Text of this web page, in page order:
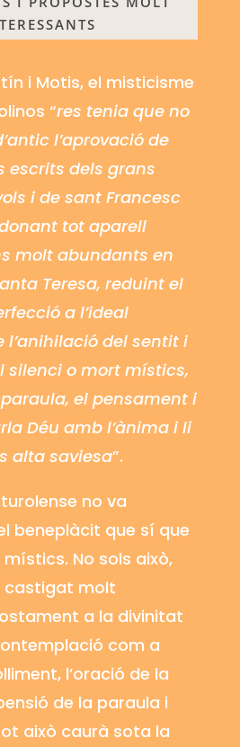
i Motis, el misticisme
“res tenia que no
l’aprovació de
escrits dels grans
i de sant Francesc
tot aparell
molt abundants en
Teresa, reduint el
a l’ideal
l’anihilació del sentit i
silenci o mort místics,
paraula, el pensament i
Déu amb l’ànima i li
alta saviesa”.
turolense no va
beneplàcit que sí que
No sols això,
castigat molt
a la divinitat
com a
l’oració de la
de la paraula i
això caurà sota la